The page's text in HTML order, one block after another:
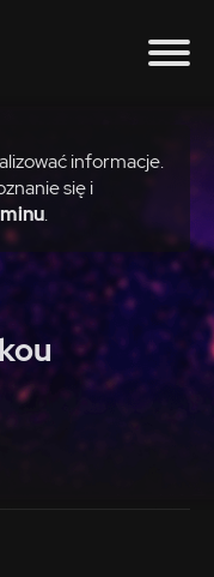
informacje.
się i
.